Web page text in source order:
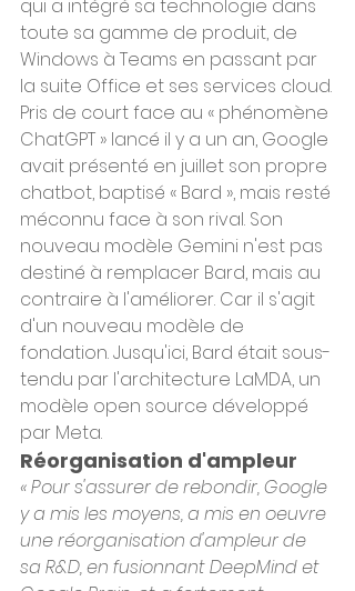
qui a intégré sa technologie dans
toute sa gamme de produit, de
Windows à Teams en passant par
la suite Office et ses services cloud.
Pris de court face au « phénomène
ChatGPT » lancé il y a un an, Google
avait présenté en juillet son propre
chatbot, baptisé « Bard », mais resté
méconnu face à son rival. Son
nouveau modèle Gemini n'est pas
destiné à remplacer Bard, mais au
contraire à l'améliorer. Car il s'agit
d'un nouveau modèle de
fondation. Jusqu'ici, Bard était sous-
tendu par l'architecture LaMDA, un
modèle open source développé
par Meta.
Réorganisation d'ampleur
« Pour s'assurer de rebondir, Google
y a mis les moyens, a mis en oeuvre
une réorganisation d'ampleur de
sa R&D, en fusionnant DeepMind et